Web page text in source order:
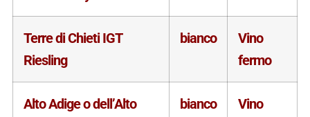
Terre di Chieti IGT
Riesling
bianco
Vino
fermo
Alto Adige o dell’Alto
bianco
Vino